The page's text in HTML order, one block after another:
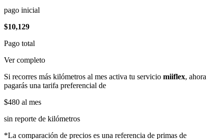
pago inicial
$10,129
Pago total
Ver completo
Si recorres más kilómetros al mes activa tu servicio miiflex, ahora
pagarás una tarifa preferencial de
$480 al mes
sin reporte de kilómetros
*La comparación de precios es una referencia de primas de